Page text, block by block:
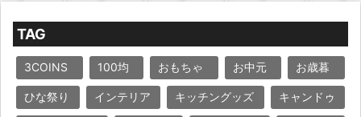
TAG
3COINS 100均 おもちゃ お中元 お歳暮
ひな祭り インテリア キッチングッズ キャンドゥ